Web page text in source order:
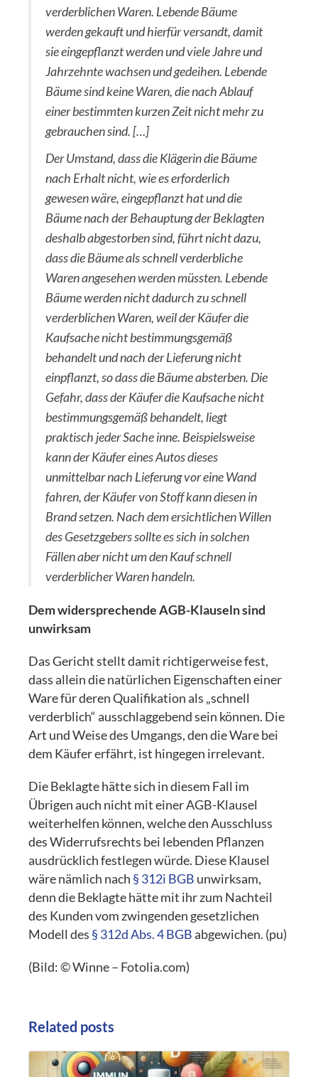
verderblichen Waren. Lebende Bäume
werden gekauft und hierfür versandt, damit
sie eingepflanzt werden und viele Jahre und
Jahrzehnte wachsen und gedeihen. Lebende
Bäume sind keine Waren, die nach Ablauf
einer bestimmten kurzen Zeit nicht mehr zu
gebrauchen sind. […]
Der Umstand, dass die Klägerin die Bäume
nach Erhalt nicht, wie es erforderlich
gewesen wäre, eingepflanzt hat und die
Bäume nach der Behauptung der Beklagten
deshalb abgestorben sind, führt nicht dazu,
dass die Bäume als schnell verderbliche
Waren angesehen werden müssten. Lebende
Bäume werden nicht dadurch zu schnell
verderblichen Waren, weil der Käufer die
Kaufsache nicht bestimmungsgemäß
behandelt und nach der Lieferung nicht
einpflanzt, so dass die Bäume absterben. Die
Gefahr, dass der Käufer die Kaufsache nicht
bestimmungsgemäß behandelt, liegt
praktisch jeder Sache inne. Beispielsweise
kann der Käufer eines Autos dieses
unmittelbar nach Lieferung vor eine Wand
fahren, der Käufer von Stoff kann diesen in
Brand setzen. Nach dem ersichtlichen Willen
des Gesetzgebers sollte es sich in solchen
Fällen aber nicht um den Kauf schnell
verderblicher Waren handeln.
Dem widersprechende AGB-Klauseln sind
unwirksam
Das Gericht stellt damit richtigerweise fest,
dass allein die natürlichen Eigenschaften einer
Ware für deren Qualifikation als „schnell
verderblich“ ausschlaggebend sein können. Die
Art und Weise des Umgangs, den die Ware bei
dem Käufer erfährt, ist hingegen irrelevant.
Die Beklagte hätte sich in diesem Fall im
Übrigen auch nicht mit einer AGB-Klausel
weiterhelfen können, welche den Ausschluss
des Widerrufsrechts bei lebenden Pflanzen
ausdrücklich festlegen würde. Diese Klausel
wäre nämlich nach § 312i BGB unwirksam,
denn die Beklagte hätte mit ihr zum Nachteil
des Kunden vom zwingenden gesetzlichen
Modell des § 312d Abs. 4 BGBabgewichen. (pu)
(Bild: © Winne – Fotolia.com)
Related posts